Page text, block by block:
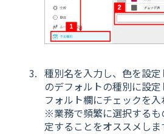
種別名を入力し、色を設
のデフォルトの種別に設
フォルト欄にチェックを入
※業務で頻繁に選択する
定することをオススメしま